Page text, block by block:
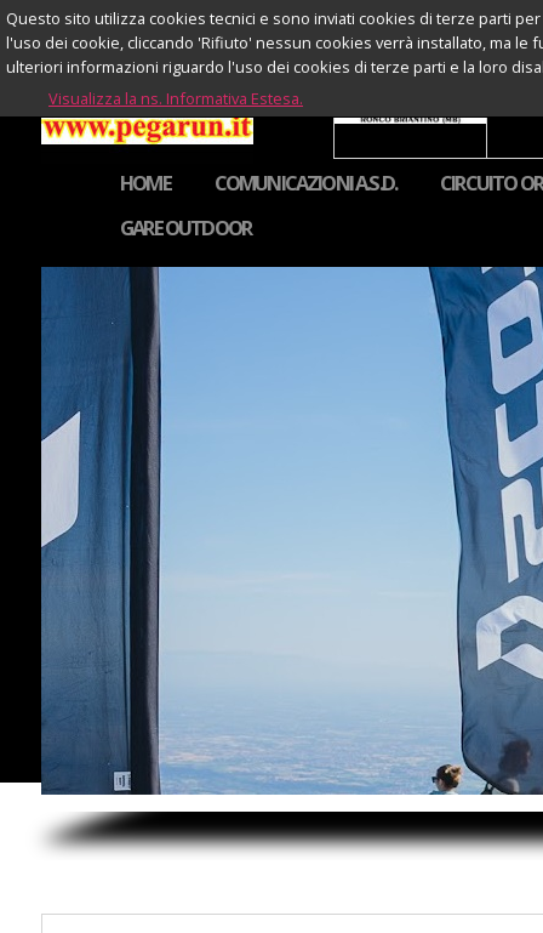
HOME COMUNICAZIONI A.S.D.
CIRCUITO
GARE OUTDOOR
Questo sito utilizza cookies tecnici e sono inviati cookies di terze parti
l'uso dei cookie, cliccando 'Rifiuto' nessun cookies verrà installato, ma
ulteriori informazioni riguardo l'uso dei cookies di terze parti e la loro
Visualizza la ns. Informativa Estesa.